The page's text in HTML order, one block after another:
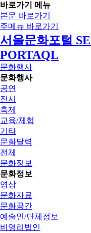
바로가기 메뉴
본문 바로가기
주메뉴 바로가기
서울문화포털
PORTAQL
문화행사
문화행사
공연
전시
축제
교육/체험
기타
문화달력
전체
문화정보
문화정보
영상
문화자료
문화공간
예술인/단체정보
비영리법인